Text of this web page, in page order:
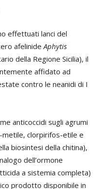
effettuati lanci del
afelinideAphytis
della Regione Sicilia), il
affidato ad
contro le neanidi di I
anticoccidi sugli agrumi
clorpirifos-etile e
biosintesi della chitina),
dell’ormone
a sistemia completa)
prodotto disponibile in